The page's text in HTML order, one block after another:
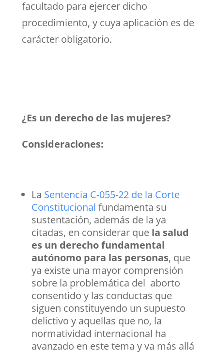
facultado para ejercer dicho
procedimiento, y cuya aplicación es de
carácter obligatorio.
¿Es un derecho de las mujeres?
Consideraciones:
La Sentencia C-055-22 de la Corte
Constitucional fundamenta su
sustentación, además de la ya
citadas, en considerar que la salud
es un derecho fundamental
autónomo para las personas, que
ya existe una mayor comprensión
sobre la problemática del aborto
consentido y las conductas que
siguen constituyendo un supuesto
delictivo y aquellas que no, la
normatividad internacional ha
avanzado en este tema y va más allá